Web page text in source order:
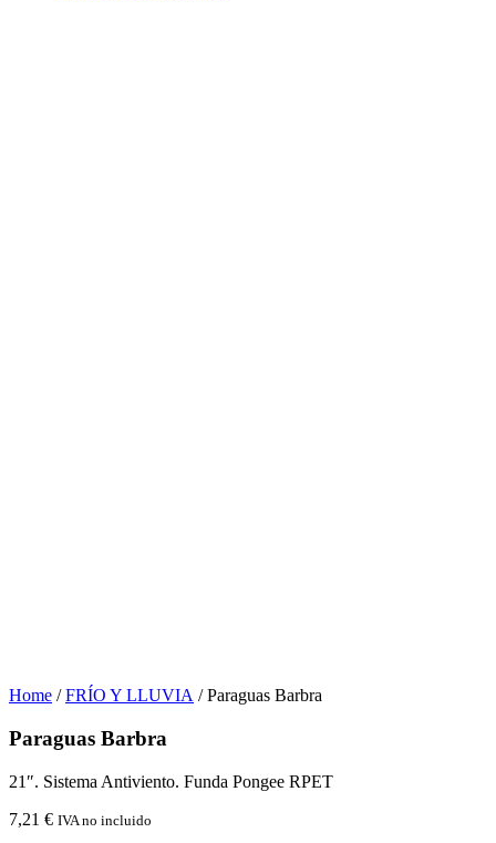
Home /FRÍO Y LLUVIA / Paraguas Barbra
Paraguas Barbra
21″. Sistema Antiviento. Funda Pongee RPET
7,21 € IVA no incluido